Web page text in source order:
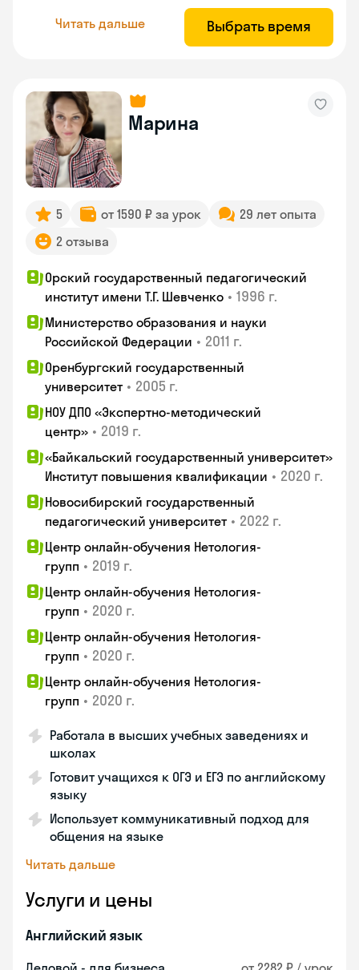
Читать дальше Выбрать время
Марина
5 от 1590 ₽ за урок
29 лет опыта
2 отзыва
Орский государственный педагогический
институт имени Т.Г. Шевченко • 1996 г.
Министерство образования и науки
Российской Федерации • 2011 г.
Оренбургский государственный
университет • 2005 г.
НОУ ДПО «Экспертно-методический
центр» • 2019 г.
«Байкальский государственный университет»
Институт повышения квалификации • 2020 г.
Новосибирский государственный
педагогический университет • 2022 г.
Центр онлайн-обучения Нетология-
групп • 2019 г.
Центр онлайн-обучения Нетология-
групп • 2020 г.
Центр онлайн-обучения Нетология-
групп • 2020 г.
Центр онлайн-обучения Нетология-
групп • 2020 г.
Работала в высших учебных заведениях и
школах
Готовит учащихся к ОГЭ и ЕГЭ по английскому
языку
Использует коммуникативный подход для
общения на языке
Читать дальше
Услуги и цены
Английский язык